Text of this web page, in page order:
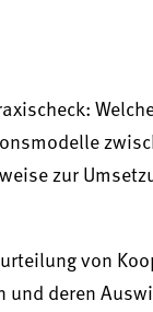
zur
von
und deren